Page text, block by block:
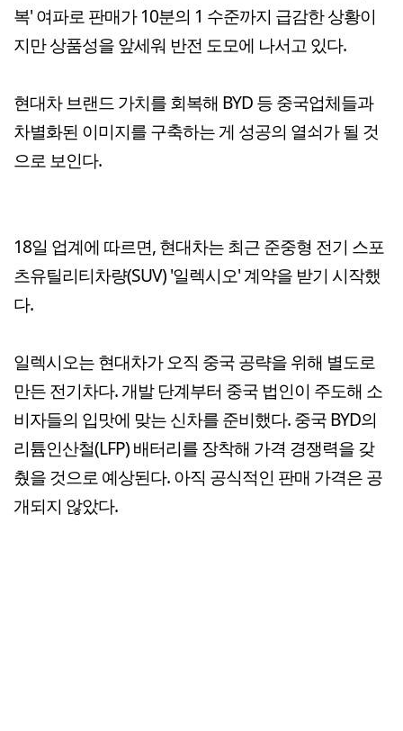
복' 여파로 판매가 10분의 1 수준까지 급감한 상황이
지만 상품성을 앞세워 반전 도모에 나서고 있다.
현대차 브랜드 가치를 회복해 BYD 등 중국업체들과
차별화된 이미지를 구축하는 게 성공의 열쇠가 될 것
으로 보인다.
18일 업계에 따르면, 현대차는 최근 준중형 전기 스포
츠유틸리티차량(SUV) '일렉시오' 계약을 받기 시작했
다.
일렉시오는 현대차가 오직 중국 공략을 위해 별도로
만든 전기차다. 개발 단계부터 중국 법인이 주도해 소
비자들의 입맛에 맞는 신차를 준비했다. 중국 BYD의
리튬인산철(LFP) 배터리를 장착해 가격 경쟁력을 갖
췄을 것으로 예상된다. 아직 공식적인 판매 가격은 공
개되지 않았다.